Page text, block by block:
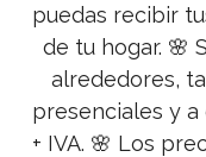
puedas recibir
de tu hogar. 🌸
alrededores,
presenciales y a
+ IVA. 🌸 Los